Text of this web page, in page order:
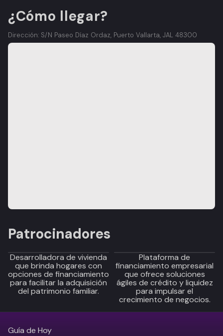
¿Cómo llegar?
Dirección: S/N Paseo Díaz Ordaz, Puerto Vallarta, JAL 48300
Patrocinadores
Desarrolladora de vivienda
que brinda hogares con
opciones de financiamiento
para facilitar la adquisición
del patrimonio familiar.
Plataforma de
financiamiento empresarial
que ofrece soluciones
ágiles de crédito y liquidez
para impulsar el
crecimiento de negocios.
Guía de Hoy